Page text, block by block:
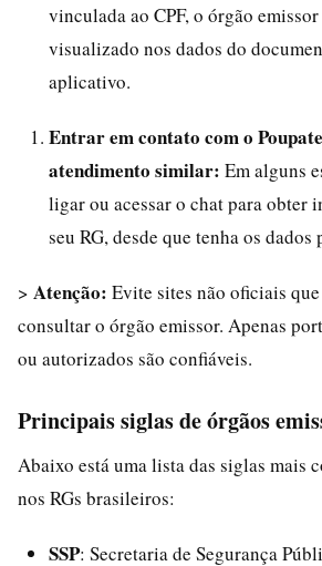
vinculada ao CPF, o órgão
visualizado nos dados do
aplicativo.
Entrar em contato com o
atendimento similar: Em alguns
ligar ou acessar o chat para obter
seu RG, desde que tenha os dados
> Atenção: Evite sites não oficiais
consultar o órgão emissor. Apenas
ou autorizados são confiáveis.
Principais siglas de órgãos
Abaixo está uma lista das siglas mais
nos RGs brasileiros:
SSP: Secretaria de Segurança